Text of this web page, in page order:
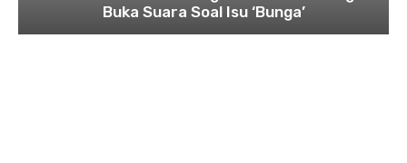
Buka Suara Soal Isu ‘Bunga’